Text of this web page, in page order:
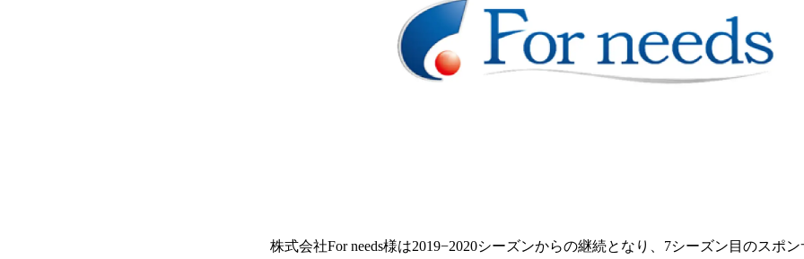
株式会社For needs様は2019−2020シーズンからの継続となり、7シーズン目のスポ